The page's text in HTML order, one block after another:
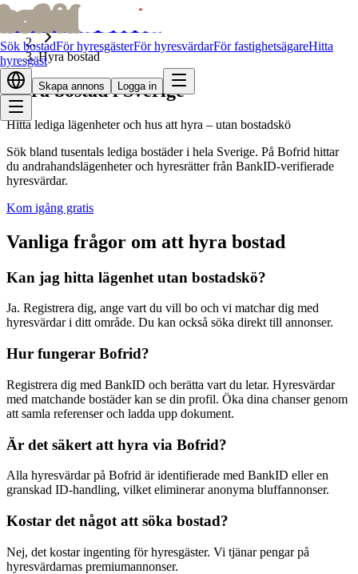
bofridbofrid
Sök bostadFör hyresgästerFör hyresvärdarFör fastighetsägareHitta
hyresgäst
Skapa annons Logga in
Hyra bostad
Hyra bostad i Sverige
Hitta lediga lägenheter och hus att hyra – utan bostadskö
Sök bland tusentals lediga bostäder i hela Sverige. På Bofrid hittar
du andrahandslägenheter och hyresrätter från BankID-verifierade
hyresvärdar.
Kom igång gratis
Vanliga frågor om att hyra bostad
Kan jag hitta lägenhet utan bostadskö?
Ja. Registrera dig, ange vart du vill bo och vi matchar dig med
hyresvärdar i ditt område. Du kan också söka direkt till annonser.
Hur fungerar Bofrid?
Registrera dig med BankID och berätta vart du letar. Hyresvärdar
med matchande bostäder kan se din profil. Öka dina chanser genom
att samla referenser och ladda upp dokument.
Är det säkert att hyra via Bofrid?
Alla hyresvärdar på Bofrid är identifierade med BankID eller en
granskad ID-handling, vilket eliminerar anonyma bluffannonser.
Kostar det något att söka bostad?
Nej, det kostar ingenting för hyresgäster. Vi tjänar pengar på
hyresvärdarnas premiumannonser.